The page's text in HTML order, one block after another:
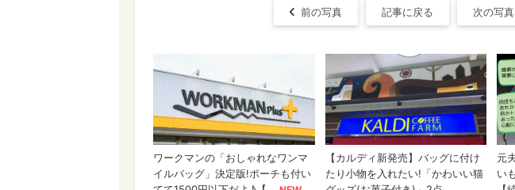
前の写真 記事に戻る 次の写真